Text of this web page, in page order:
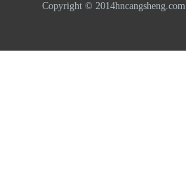
Copyright ©